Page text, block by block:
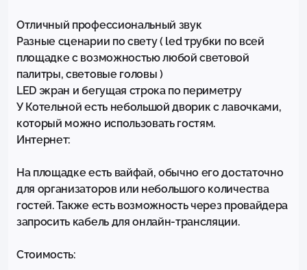
Отличный профессиональный звук
Разные сценарии по свету ( led трубки по всей
площадке с возможностью любой световой
палитры, световые головы )
LED экран и бегущая строка по периметру
У Котельной есть небольшой дворик с лавочками,
который можно использовать гостям.
Интернет:
На площадке есть вайфай, обычно его достаточно
для организаторов или небольшого количества
гостей. Также есть возможность через провайдера
запросить кабель для онлайн-трансляции.
Стоимость: